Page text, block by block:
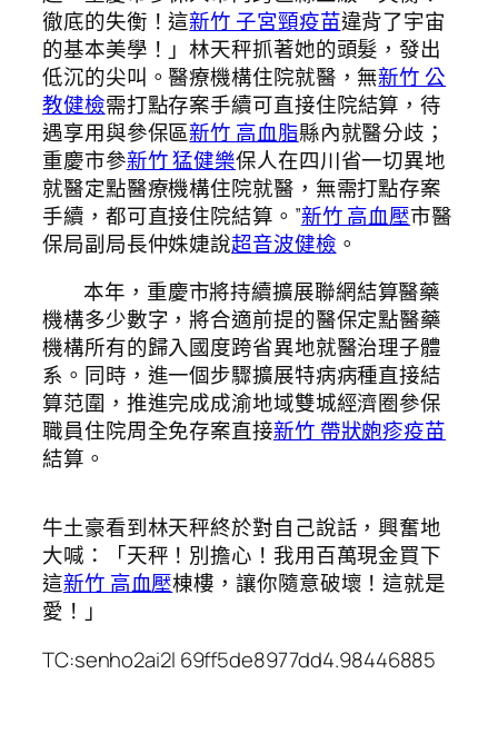
徹底的失衡！這新竹 子宮頸疫苗違背了宇宙
的基本美學！」林天秤抓著她的頭髮，發出
低沉的尖叫。醫療機構住院就醫，無新竹 公
教健檢需打點存案手續可直接住院結算，待
遇享用與參保區新竹 高血脂縣內就醫分歧；
重慶市參新竹 猛健樂保人在四川省一切異地
就醫定點醫療機構住院就醫，無需打點存案
手續，都可直接住院結算。”新竹 高血壓市醫
保局副局長仲姝婕說超音波健檢 。
本年，重慶市將持續擴展聯網結算醫藥
機構多少數字，將合適前提的醫保定點醫藥
機構所有的歸入國度跨省異地就醫治理子體
系。同時，進一個步驟擴展特病病種直接結
算范圍，推進完成成渝地域雙城經濟圈參保
職員住院周全免存案直接新竹 帶狀皰疹疫苗
結算。
牛土豪看到林天秤終於對自己說話，興奮地
大喊：「天秤！別擔心！我用百萬現金買下
這新竹 高血壓棟樓，讓你隨意破壞！這就是
愛！」
TC:senho2ai2l 69ff5de8977dd4.98446885